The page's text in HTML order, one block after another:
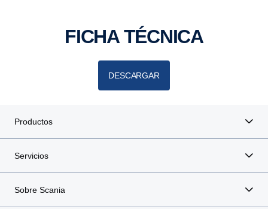
FICHA TÉCNICA
DESCARGAR
Productos
Servicios
Sobre Scania